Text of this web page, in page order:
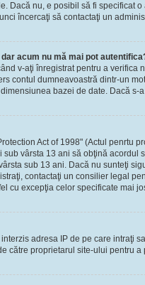
Dacă nu, e posibil să fi specificat
încercaţi să contactaţi un
acum nu mă mai pot
v-aţi înregistrat pentru a
contul dumneavoastră dintr-un
bazei de date. Dacă
Act of 1998" (Actul penrtu
vârsta 13 ani să obţină
sub 13 ani. Dacă nu sunteţi
contactaţi un consilier legal
cu excepţia celor specificate mai
adresa IP de pe care intraţi
către proprietarul site-ului pentru